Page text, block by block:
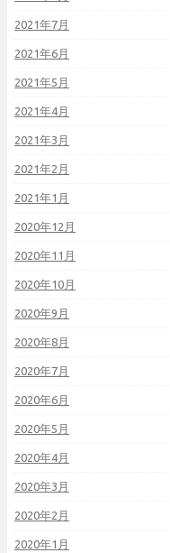
2021年7月
2021年6月
2021年5月
2021年4月
2021年3月
2021年2月
2021年1月
2020年12月
2020年11月
2020年10月
2020年9月
2020年8月
2020年7月
2020年6月
2020年5月
2020年4月
2020年3月
2020年2月
2020年1月